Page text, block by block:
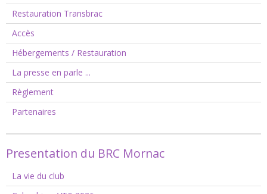
Restauration Transbrac
Accès
Hébergements / Restauration
La presse en parle ...
Règlement
Partenaires
Presentation du BRC Mornac
La vie du club